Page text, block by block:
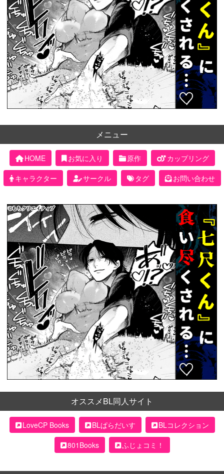
メニュー
HOME お気に入り 原作
カップリング
キャラクター
サークル タグ お問い合わせ
オススメBL同人サイト
LoveCP Books BLぱらだいす
BLコレクション
801Books
ふじょコミ！